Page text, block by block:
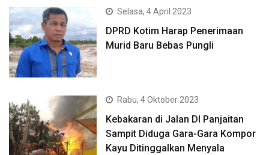
Selasa, 4 April 2023
DPRD Kotim Harap Penerimaan
Murid Baru Bebas Pungli
Rabu, 4 Oktober 2023
Kebakaran di Jalan DI Panjaitan
Sampit Diduga Gara-Gara Kompor
Kayu Ditinggalkan Menyala